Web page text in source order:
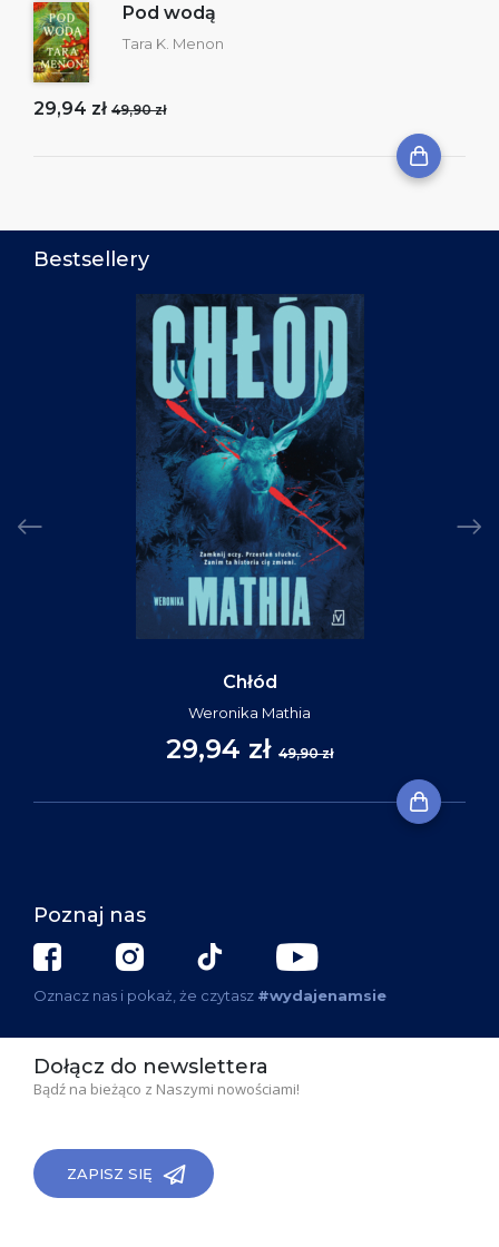
Pod wodą
Tara K. Menon
29,94 zł 49,90 zł
Bestsellery
Chłód
Weronika Mathia
29,94 zł 49,90 zł
Poznaj nas
Oznacz nas i pokaż, że czytasz #wydajenamsie
Dołącz do newslettera
Bądź na bieżąco z Naszymi nowościami!
ZAPISZ SIĘ